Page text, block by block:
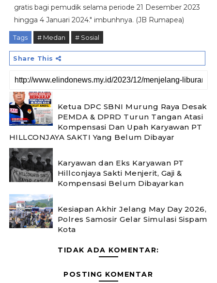
gratis bagi pemudik selama periode 21 Desember 2023
hingga 4 Januari 2024." imbunhnya. (JB Rumapea)
Tags # Medan # Sosial
Share This
Ketua DPC SBNI Murung Raya Desak
PEMDA & DPRD Turun Tangan Atasi
Kompensasi Dan Upah Karyawan PT
HILLCONJAYA SAKTI Yang Belum Dibayar
Karyawan dan Eks Karyawan PT
Hillconjaya Sakti Menjerit, Gaji &
Kompensasi Belum Dibayarkan
Kesiapan Akhir Jelang May Day 2026,
Polres Samosir Gelar Simulasi Sispam
Kota
TIDAK ADA KOMENTAR:
POSTING KOMENTAR